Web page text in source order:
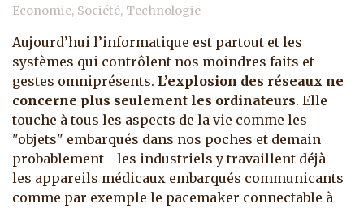
Economie Société Technologie
Aujourd’hui l’informatique est partout et les
systèmes qui contrôlent nos moindres faits et
gestes omniprésents. L’explosion des réseaux ne
concerne plus seulement les ordinateurs. Elle
touche à tous les aspects de la vie comme les
"objets" embarqués dans nos poches et demain
probablement - les industriels y travaillent déjà -
les appareils médicaux embarqués communicants
comme par exemple le pacemaker connectable à